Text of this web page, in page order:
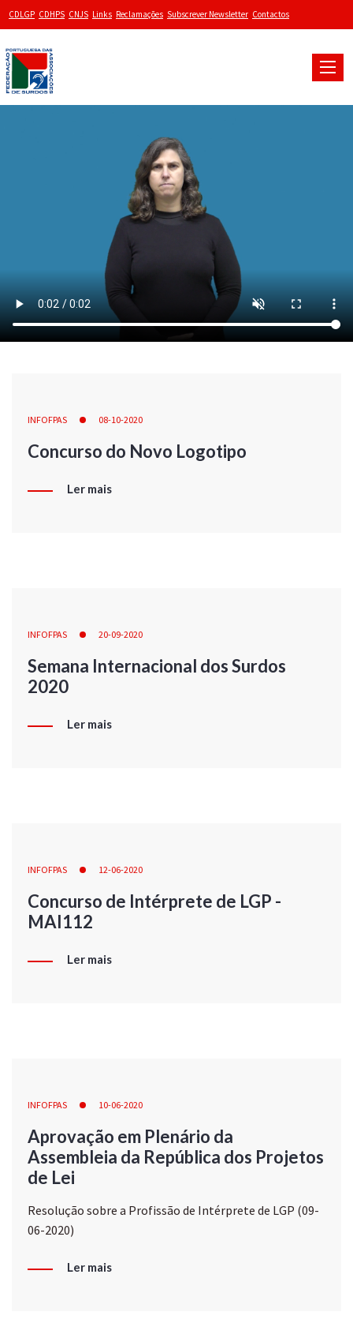
CDLGP CDHPS CNJS Links Reclamações Subscrever Newsletter Contactos
Toggle
INFOFPAS 08-10-2020
Concurso do Novo Logotipo
Ler mais
INFOFPAS 20-09-2020
Semana Internacional dos Surdos
2020
Ler mais
INFOFPAS 12-06-2020
Concurso de Intérprete de LGP -
MAI112
Ler mais
INFOFPAS 10-06-2020
Aprovação em Plenário da
Assembleia da República dos Projetos
de Lei
Resolução sobre a Profissão de Intérprete de LGP (09-
06-2020)
Ler mais